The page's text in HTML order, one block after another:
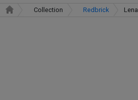
Collection Redbrick Lena